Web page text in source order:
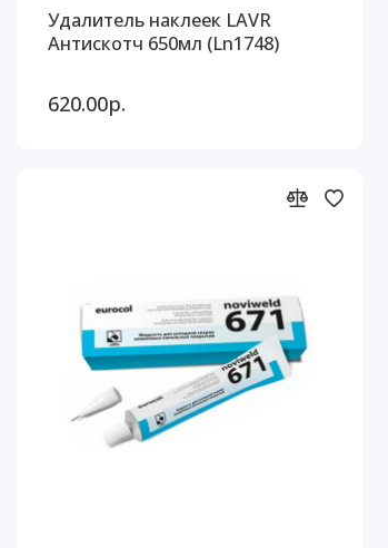
Удалитель наклеек LAVR
Антискотч 650мл (Ln1748)
620.00р.